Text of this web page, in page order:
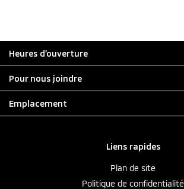
Liens rapides
Plan de site
Politique de confidentialité
Heures d’ouverture
Pour nous joindre
Emplacement